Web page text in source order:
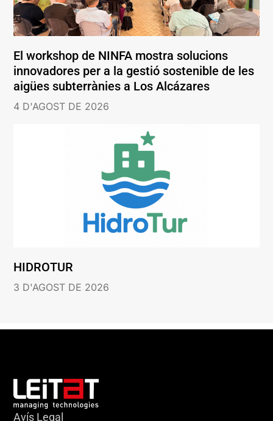
El workshop de NINFA mostra solucions
innovadores per a la gestió sostenible de les
aigües subterrànies a Los Alcázares
4 D'AGOST DE 2026
HIDROTUR
3 D'AGOST DE 2026
Avís Legal